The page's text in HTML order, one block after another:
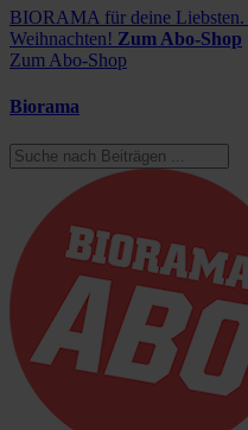
BIORAMA für deine Liebsten.
Weihnachten! Zum Abo-Shop
Zum Abo-Shop
Biorama